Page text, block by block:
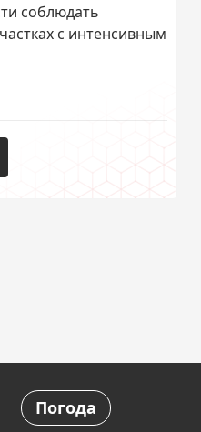
соблюдать
с интенсивным
Погода